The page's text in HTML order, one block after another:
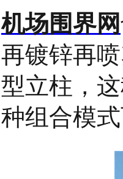
机场围界网
再镀锌再
型立柱，
种组合模